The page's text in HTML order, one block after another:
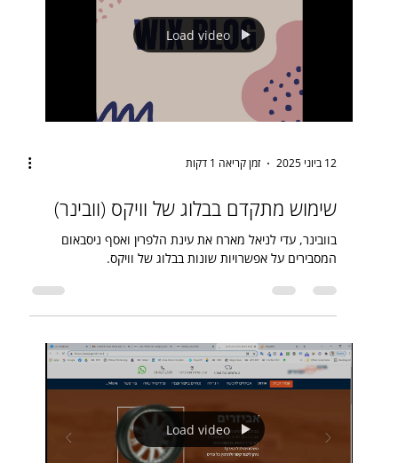
Load video
12 ביוני 2025 זמן קריאה 1 דקות
שימוש מתקדם בבלוג של וויקס (וובינר)
בוובינר, עדי לניאל מארח את עינת הלפרין ואסף ניסבאום
המסבירים על אפשרויות שונות בבלוג של וויקס.
Load video